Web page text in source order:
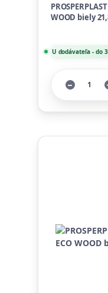
WOOD biely
U dodávateľa - do